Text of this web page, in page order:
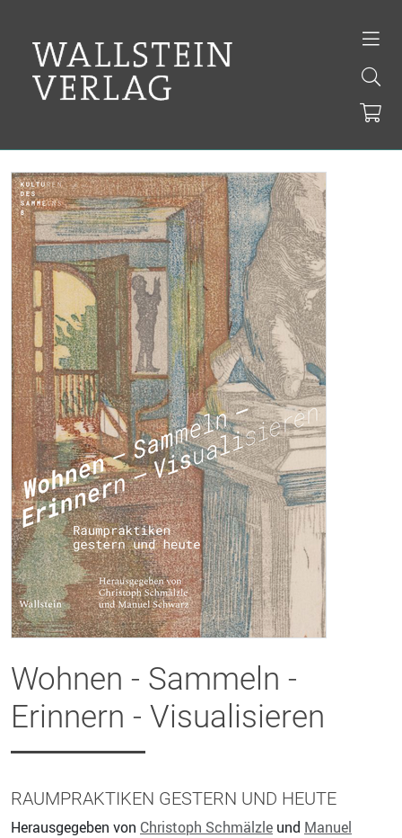
Wohnen - Sammeln -
Erinnern - Visualisieren
RAUMPRAKTIKEN GESTERN UND HEUTE
Herausgegeben von Christoph Schmälzle und Manuel